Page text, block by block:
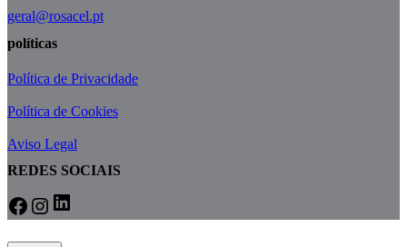
geral@rosacel.pt
políticas
Política de Privacidade
Política de Cookies
Aviso Legal
REDES SOCIAIS